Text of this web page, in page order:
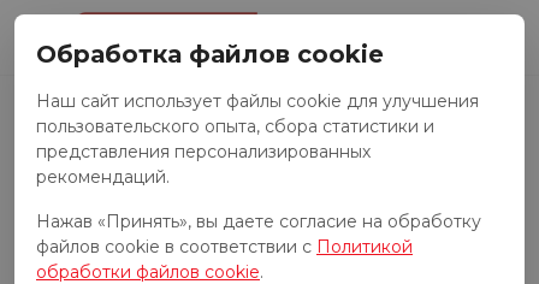
Запчасти к тракторам
Запчасти к грузовым автомобилям
Обработка файлов cookie
Наш сайт использует файлы cookie для улучшения
пользовательского опыта, сбора статистики и
представления персонализированных
рекомендаций.
Нажав «Принять», вы даете согласие на обработку
файлов cookie в соответствии с Политикой
обработки файлов cookie.